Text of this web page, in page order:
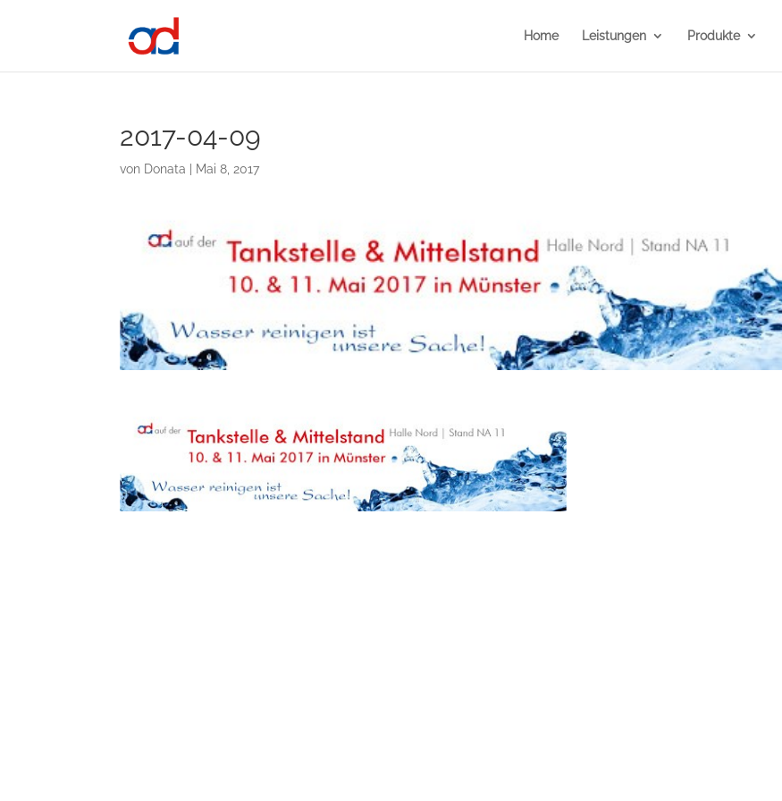
Home Leistungen Produkte
2017-04-09
von Donata Mai 8, 2017